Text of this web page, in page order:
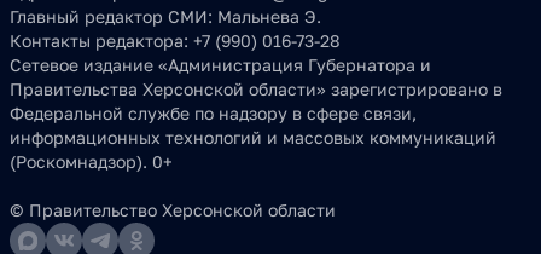
Главный редактор СМИ: Мальнева Э.
Контакты редактора: +7 (990) 016-73-28
Сетевое издание «Администрация Губернатора и
Правительства Херсонской области» зарегистрировано в
Федеральной службе по надзору в сфере связи,
информационных технологий и массовых коммуникаций
(Роскомнадзор). 0+
© Правительство Херсонской области